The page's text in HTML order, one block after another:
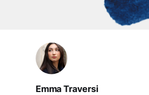
Emma Traversi